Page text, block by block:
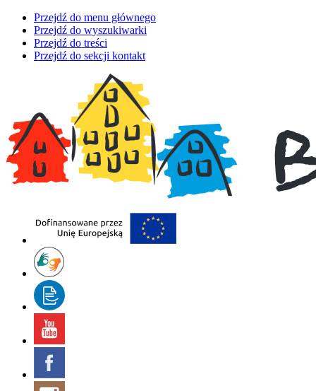
Przejdź do menu głównego
Przejdź do wyszukiwarki
Przejdź do treści
Przejdź do sekcji kontakt